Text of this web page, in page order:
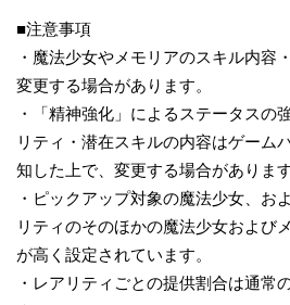
■注意事項
・魔法少女やメモリアのスキル内容
変更する場合があります。
・「精神強化」によるステータスの
リティ・潜在スキルの内容はゲーム
知した上で、変更する場合があります
・ピックアップ対象の魔法少女、お
リティのそのほかの魔法少女および
が高く設定されています。
・レアリティごとの提供割合は通常